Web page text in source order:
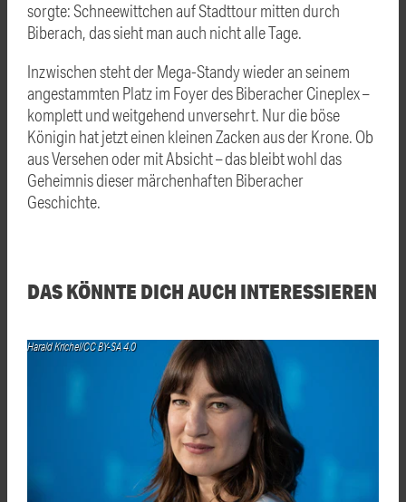
sorgte: Schneewittchen auf Stadttour mitten durch
Biberach, das sieht man auch nicht alle Tage.
Inzwischen steht der Mega-Standy wieder an seinem
angestammten Platz im Foyer des Biberacher Cineplex –
komplett und weitgehend unversehrt. Nur die böse
Königin hat jetzt einen kleinen Zacken aus der Krone. Ob
aus Versehen oder mit Absicht – das bleibt wohl das
Geheimnis dieser märchenhaften Biberacher
Geschichte.
DAS KÖNNTE DICH AUCH INTERESSIEREN
Harald Krichel/CC BY-SA 4.0